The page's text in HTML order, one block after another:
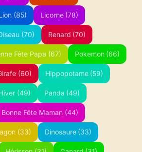
(85) Licorne (78)
(70) Renard (70)
Fête Papa (67) Pokemon (66)
(60) Hippopotame (59)
(49) Panda (49)
Bonne Fête Maman (44)
(33) Dinosaure (33)